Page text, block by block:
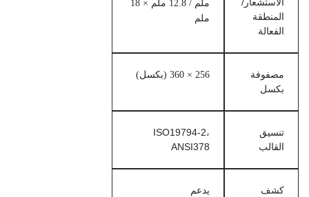
الاستشعار/
المنطقة
الفعالة
ملم / 12.8 ملم × 18
ملم
مصفوفة
بكسل
256 × 360 (بكسل)
تنسيق
القالب
ISO19794-2،
ANSI378
كشف
يدعم